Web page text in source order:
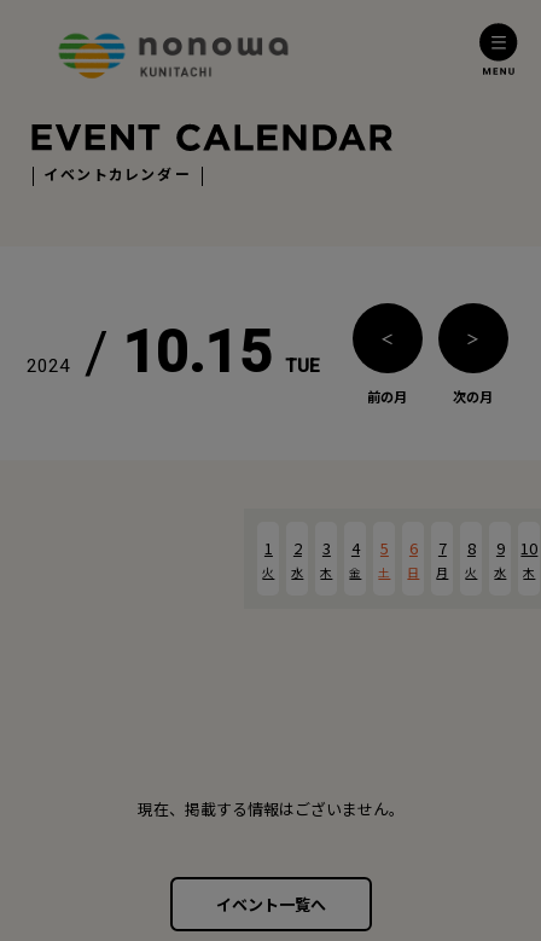
イベントカレンダー
2024 / 10.15TUE
＜
前の月
＞
次の月
1
火
2
水
3
木
4
金
5
土
6
日
7
月
8
火
9
水
10
木
現在、掲載する情報はございません。
イベント一覧へ